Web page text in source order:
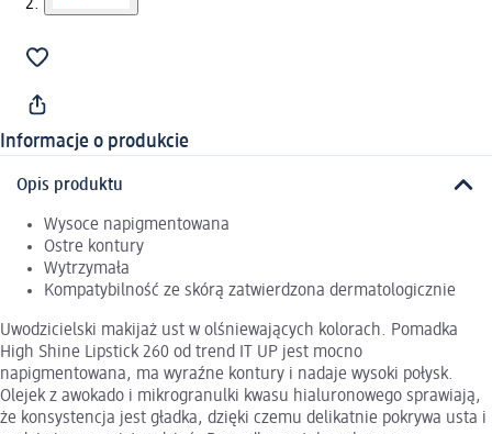
Informacje o produkcie
Opis produktu
Wysoce napigmentowana
Ostre kontury
Wytrzymała
Kompatybilność ze skórą zatwierdzona dermatologicznie
Uwodzicielski makijaż ust w olśniewających kolorach. Pomadka
High Shine Lipstick 260 od trend IT UP jest mocno
napigmentowana, ma wyraźne kontury i nadaje wysoki połysk.
Olejek z awokado i mikrogranulki kwasu hialuronowego sprawiają,
że konsystencja jest gładka, dzięki czemu delikatnie pokrywa usta i